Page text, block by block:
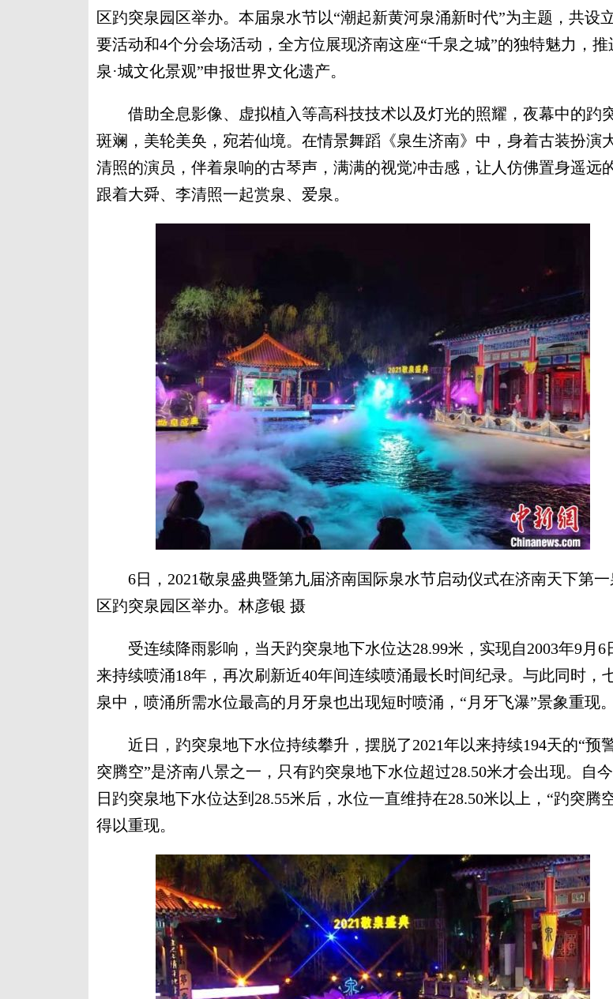
区趵突泉园区举办。本届泉水节以“潮起新黄河泉涌新时代”为主题，共设
要活动和4个分会场活动，全方位展现济南这座“千泉之城”的独特魅力，推
泉·城文化景观”申报世界文化遗产。
借助全息影像、虚拟植入等高科技技术以及灯光的照耀，夜幕中的趵
斑斓，美轮美奂，宛若仙境。在情景舞蹈《泉生济南》中，身着古装扮演
清照的演员，伴着泉响的古琴声，满满的视觉冲击感，让人仿佛置身遥远
跟着大舜、李清照一起赏泉、爱泉。
6日，2021敬泉盛典暨第九届济南国际泉水节启动仪式在济南天下第一
区趵突泉园区举办。林彦银 摄
受连续降雨影响，当天趵突泉地下水位达28.99米，实现自2003年9月6
来持续喷涌18年，再次刷新近40年间连续喷涌最长时间纪录。与此同时，
泉中，喷涌所需水位最高的月牙泉也出现短时喷涌，“月牙飞瀑”景象重现。
近日，趵突泉地下水位持续攀升，摆脱了2021年以来持续194天的“预
突腾空”是济南八景之一，只有趵突泉地下水位超过28.50米才会出现。自
日趵突泉地下水位达到28.55米后，水位一直维持在28.50米以上，“趵突腾
得以重现。